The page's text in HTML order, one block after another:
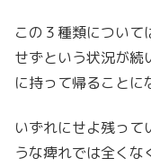
この３種類につい
せずという状況が続
に持って帰ることに
いずれにせよ残って
うな痺れでは全くな